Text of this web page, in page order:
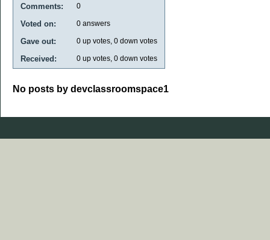
Comments: 0
Voted on: 0 answers
Gave out: 0 up votes, 0 down votes
Received: 0 up votes, 0 down votes
No posts by devclassroomspace1